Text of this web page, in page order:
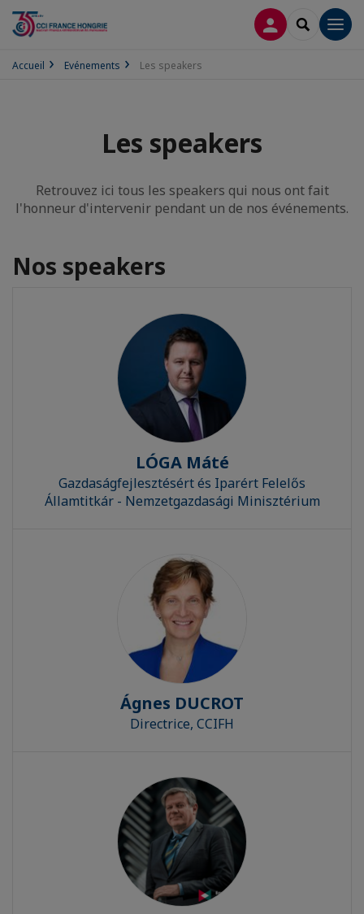
CONNEXION
Accueil Evénements Les speakers
Les speakers
Retrouvez ici tous les speakers qui nous ont fait
l'honneur d'intervenir pendant un de nos événements.
Nos speakers
LÓGA Máté
Gazdaságfejlesztésért és Iparért Felelős
Államtitkár - Nemzetgazdasági Minisztérium
Ágnes DUCROT
Directrice, CCIFH